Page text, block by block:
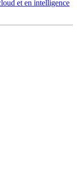
et en intelligence